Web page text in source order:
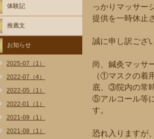
っかりマッサー
提供を一時休止
誠に申し訳ござ
尚、鍼灸マッサ
（①マスクの着
底、③院内の常
⑤アルコール等
す。
恐れ入りますが
体験記
推薦文
お知らせ
2025-07（1）
2022-07（4）
2022-05（1）
2022-01（1）
2021-09（1）
2021-08（1）